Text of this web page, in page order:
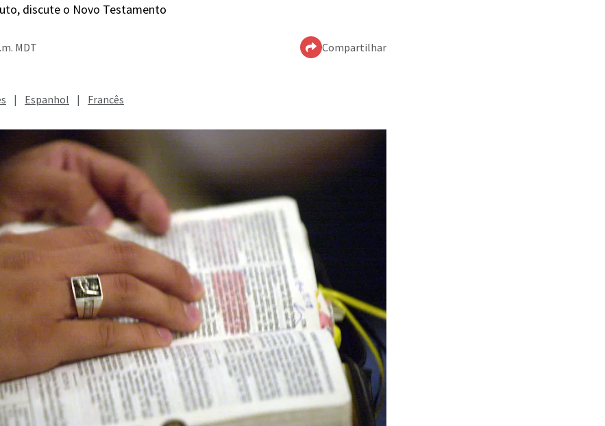
discute o Novo Testamento
MDT Compartilhar
| Espanhol | Francês